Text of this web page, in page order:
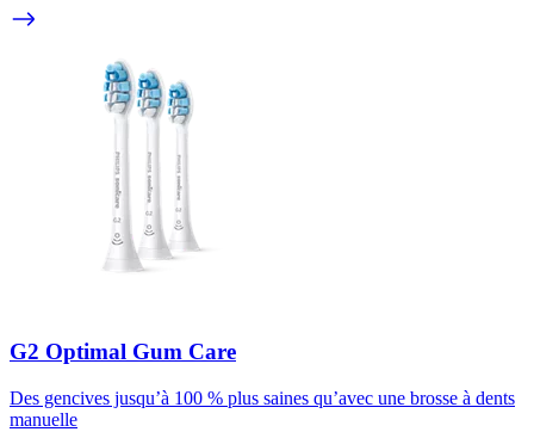
G2 Optimal Gum Care
Des gencives jusqu’à 100 % plus saines qu’avec une brosse à dents
manuelle